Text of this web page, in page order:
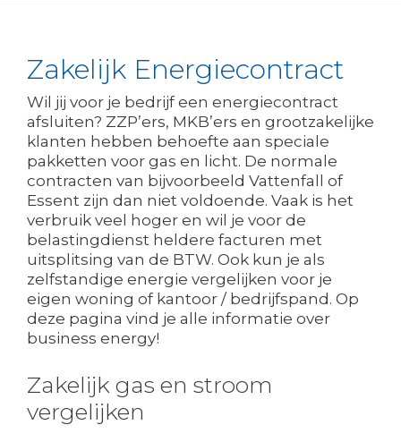
Zakelijk Energiecontract
Wil jij voor je bedrijf een energiecontract
afsluiten? ZZP’ers, MKB’ers en grootzakelijke
klanten hebben behoefte aan speciale
pakketten voor gas en licht. De normale
contracten van bijvoorbeeld Vattenfall of
Essent zijn dan niet voldoende. Vaak is het
verbruik veel hoger en wil je voor de
belastingdienst heldere facturen met
uitsplitsing van de BTW. Ook kun je als
zelfstandige energie vergelijken voor je
eigen woning of kantoor / bedrijfspand. Op
deze pagina vind je alle informatie over
business energy!
Zakelijk gas en stroom
vergelijken